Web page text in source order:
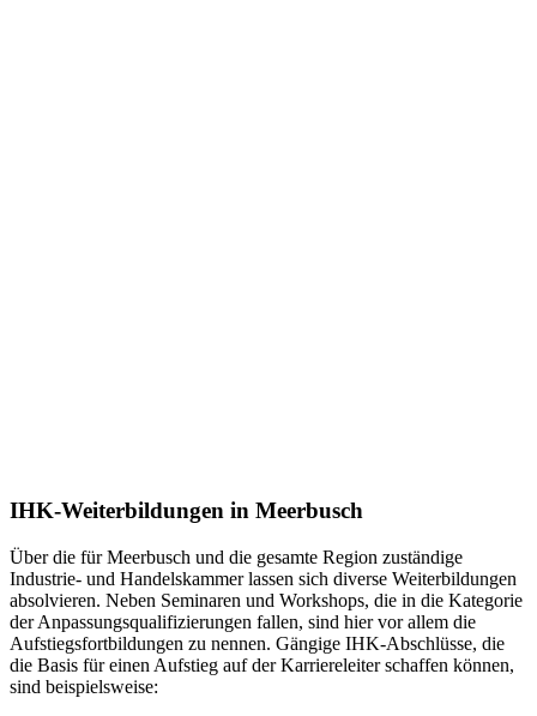
IHK-Weiterbildungen in Meerbusch
Über die für Meerbusch und die gesamte Region zuständige
Industrie- und Handelskammer lassen sich diverse Weiterbildungen
absolvieren. Neben Seminaren und Workshops, die in die Kategorie
der Anpassungsqualifizierungen fallen, sind hier vor allem die
Aufstiegsfortbildungen zu nennen. Gängige IHK-Abschlüsse, die
die Basis für einen Aufstieg auf der Karriereleiter schaffen können,
sind beispielsweise: